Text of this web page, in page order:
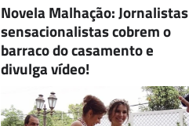
Novela Malhação: Jornalistas
sensacionalistas cobrem o
barraco do casamento e
divulga vídeo!